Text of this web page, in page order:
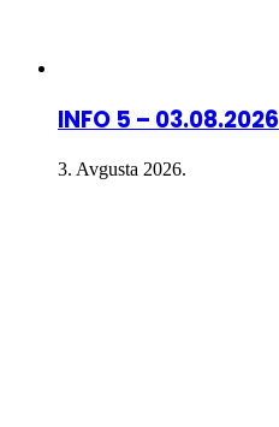
INFO 5 – 03.08.2026
3. Avgusta 2026.